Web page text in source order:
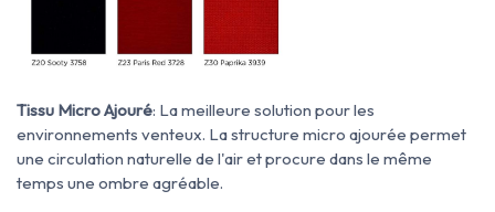
Tissu Micro Ajouré: La meilleure solution pour les
environnements venteux. La structure micro ajourée permet
une circulation naturelle de l'air et procure dans le même
temps une ombre agréable.